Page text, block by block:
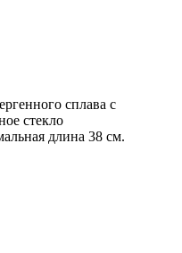
сплава с
стекло
длина 38 см.